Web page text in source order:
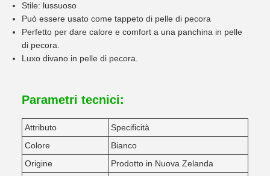
Stile: lussuoso
Può essere usato come tappeto di pelle di pecora
Perfetto per dare calore e comfort a una panchina in pelle
di pecora.
Luxo divano in pelle di pecora.
Parametri tecnici:
Attributo
Specificità
Colore
Bianco
Origine
Prodotto in Nuova Zelanda